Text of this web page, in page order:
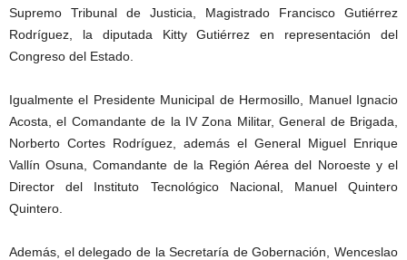
Supremo Tribunal de Justicia, Magistrado Francisco Gutiérrez
Rodríguez, la diputada Kitty Gutiérrez en representación del
Congreso del Estado.
Igualmente el Presidente Municipal de Hermosillo, Manuel Ignacio
Acosta, el Comandante de la IV Zona Militar, General de Brigada,
Norberto Cortes Rodríguez, además el General Miguel Enrique
Vallín Osuna, Comandante de la Región Aérea del Noroeste y el
Director del Instituto Tecnológico Nacional, Manuel Quintero
Quintero.
Además, el delegado de la Secretaría de Gobernación, Wenceslao